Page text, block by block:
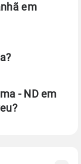
em
- ND em